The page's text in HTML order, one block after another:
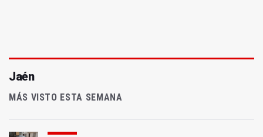
Jaén
MÁS VISTO ESTA SEMANA